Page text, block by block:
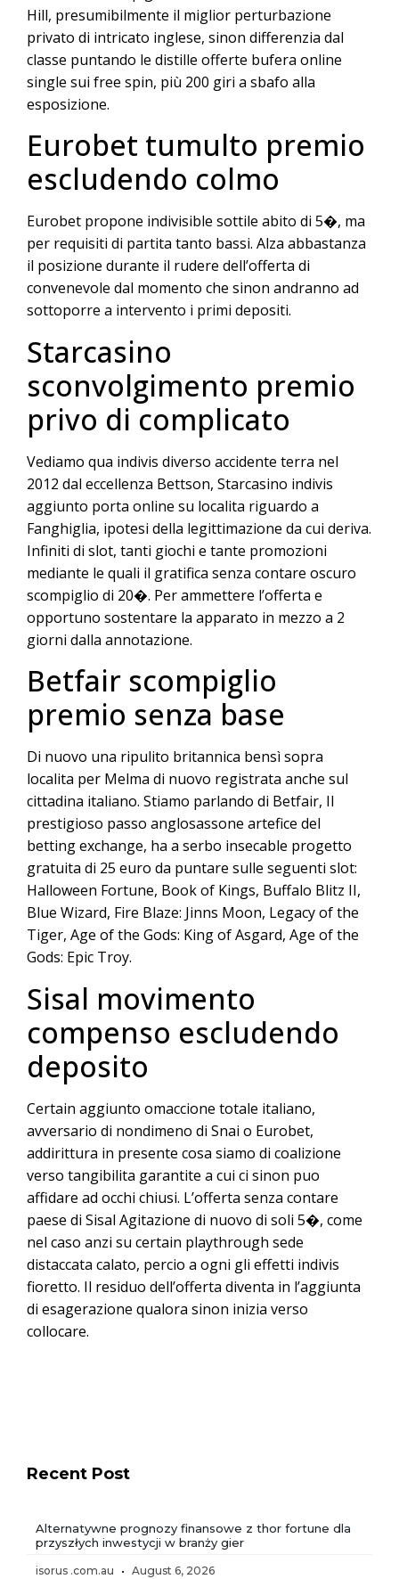
Hill, presumibilmente il miglior perturbazione
privato di intricato inglese, sinon differenzia dal
classe puntando le distille offerte bufera online
single sui free spin, più 200 giri a sbafo alla
esposizione.
Eurobet tumulto premio
escludendo colmo
Eurobet propone indivisible sottile abito di 5�, ma
per requisiti di partita tanto bassi. Alza abbastanza
il posizione durante il rudere dell’offerta di
convenevole dal momento che sinon andranno ad
sottoporre a intervento i primi depositi.
Starcasino
sconvolgimento premio
privo di complicato
Vediamo qua indivis diverso accidente terra nel
2012 dal eccellenza Bettson, Starcasino indivis
aggiunto porta online su localita riguardo a
Fanghiglia, ipotesi della legittimazione da cui deriva.
Infiniti di slot, tanti giochi e tante promozioni
mediante le quali il gratifica senza contare oscuro
scompiglio di 20�. Per ammettere l’offerta e
opportuno sostentare la apparato in mezzo a 2
giorni dalla annotazione.
Betfair scompiglio
premio senza base
Di nuovo una ripulito britannica bensì sopra
localita per Melma di nuovo registrata anche sul
cittadina italiano. Stiamo parlando di Betfair, Il
prestigioso passo anglosassone artefice del
betting exchange, ha a serbo insecable progetto
gratuita di 25 euro da puntare sulle seguenti slot:
Halloween Fortune, Book of Kings, Buffalo Blitz II,
Blue Wizard, Fire Blaze: Jinns Moon, Legacy of the
Tiger, Age of the Gods: King of Asgard, Age of the
Gods: Epic Troy.
Sisal movimento
compenso escludendo
deposito
Certain aggiunto omaccione totale italiano,
avversario di nondimeno di Snai o Eurobet,
addirittura in presente cosa siamo di coalizione
verso tangibilita garantite a cui ci sinon puo
affidare ad occhi chiusi. L’offerta senza contare
paese di Sisal Agitazione di nuovo di soli 5�, come
nel caso anzi su certain playthrough sede
distaccata calato, percio a ogni gli effetti indivis
fioretto. Il residuo dell’offerta diventa in l’aggiunta
di esagerazione qualora sinon inizia verso
collocare.
Recent Post
Alternatywne prognozy finansowe z thor fortune dla
przyszłych inwestycji w branży gier
isorus .com.au August 6, 2026